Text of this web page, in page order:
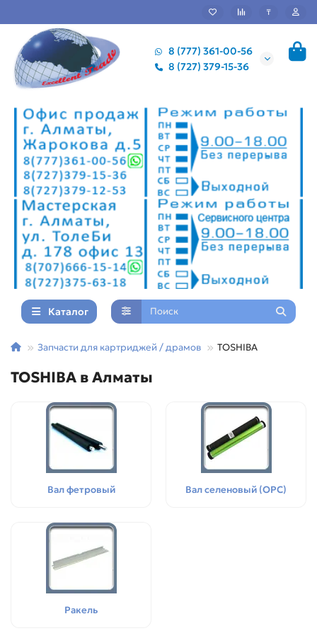
₸
8 (777) 361-00-56
8 (727) 379-15-36
Каталог
Запчасти для картриджей / драмов TOSHIBA
TOSHIBA в Алматы
Вал фетровый Вал селеновый (OPC)
Ракель